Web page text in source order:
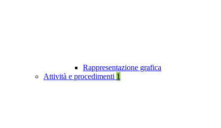
Rappresentazione grafica
Attività e procedimenti 1